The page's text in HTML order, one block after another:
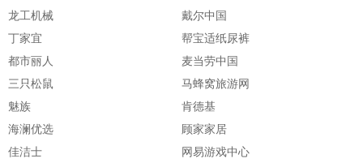
龙工机械
戴尔中国
丁家宜
帮宝适纸尿裤
都市丽人
麦当劳中国
三只松鼠
马蜂窝旅游网
魅族
肯德基
海澜优选
顾家家居
佳洁士
网易游戏中心